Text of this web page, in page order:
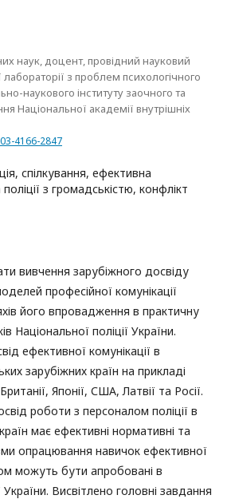
наук, доцент, провідний науковий
лабораторії з проблем психологічного
наукового інституту заочного та
Національної академії внутрішніх
4166-2847
спілкування, ефективна
з громадськістю, конфлікт
вивчення зарубіжного досвіду
професійної комунікації
його впровадження в практичну
Національної поліції України.
ефективної комунікації в
зарубіжних країн на прикладі
Японії, США, Латвії та Росії.
роботи з персоналом поліції в
має ефективні нормативні та
опрацювання навичок ефективної
можуть бути апробовані в
України. Висвітлено головні завдання